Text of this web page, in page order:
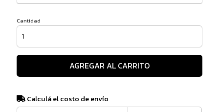
Cantidad
AGREGAR AL CARRITO
Calculá el costo de envío